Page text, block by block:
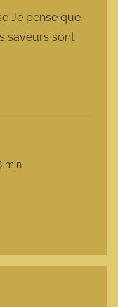
Je pense que
saveurs sont
min